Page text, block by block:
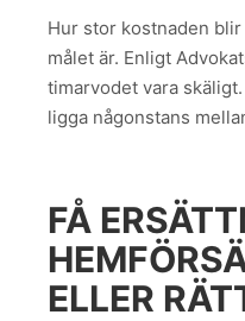
Hur stor kostnaden
målet är. Enligt
timarvodet vara
ligga någonstans
FÅ
ELLER